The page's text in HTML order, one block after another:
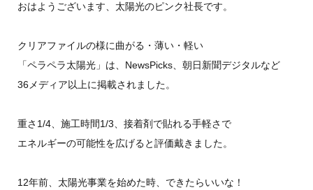
おはようございます、太陽光のピンク社長です。
クリアファイルの様に曲がる・薄い・軽い
「ペラペラ太陽光」は、NewsPicks、朝日新聞デジタルなど
36メディア以上に掲載されました。
重さ1/4、施工時間1/3、接着剤で貼れる手軽さで
エネルギーの可能性を広げると評価戴きました。
12年前、太陽光事業を始めた時、できたらいいな！